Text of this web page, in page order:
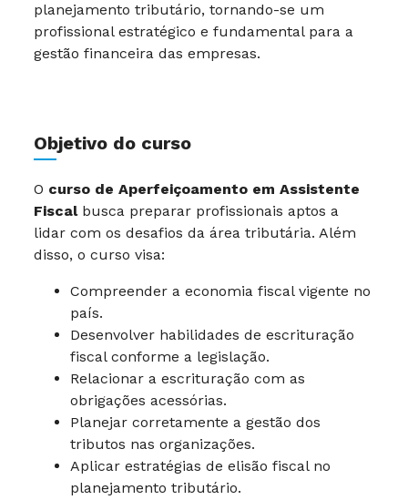
planejamento tributário, tornando-se um
profissional estratégico e fundamental para a
gestão financeira das empresas.
Objetivo do curso
O curso de Aperfeiçoamento em Assistente
Fiscalbusca preparar profissionais aptos a
lidar com os desafios da área tributária. Além
disso, o curso visa:
Compreender a economia fiscal vigente no
país.
Desenvolver habilidades de escrituração
fiscal conforme a legislação.
Relacionar a escrituração com as
obrigações acessórias.
Planejar corretamente a gestão dos
tributos nas organizações.
Aplicar estratégias de elisão fiscal no
planejamento tributário.